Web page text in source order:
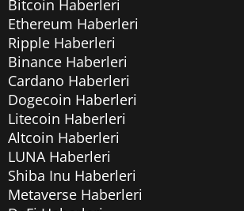
Bitcoin Haberleri
Ethereum Haberleri
Ripple Haberleri
Binance Haberleri
Cardano Haberleri
Dogecoin Haberleri
Litecoin Haberleri
Altcoin Haberleri
LUNA Haberleri
Shiba Inu Haberleri
Metaverse Haberleri